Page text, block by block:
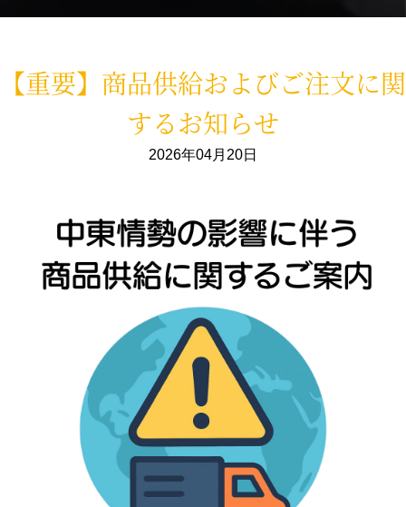
【重要】商品供給およびご注文に関
するお知らせ
2026年04月20日